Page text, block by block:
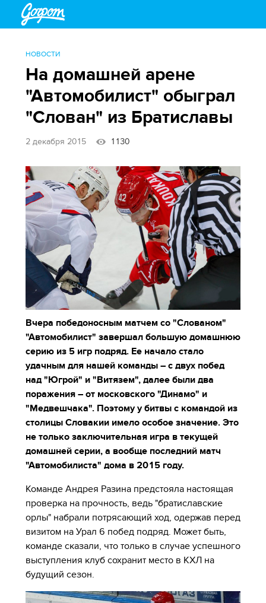
НОВОСТИ
На домашней арене
"Автомобилист" обыграл
"Слован" из Братиславы
2 декабря 2015 1130
Вчера победоносным матчем со "Слованом"
"Автомобилист" завершал большую домашнюю
серию из 5 игр подряд. Ее начало стало
удачным для нашей команды – с двух побед
над "Югрой" и "Витязем", далее были два
поражения – от московского "Динамо" и
"Медвешчака". Поэтому у битвы с командой из
столицы Словакии имело особое значение. Это
не только заключительная игра в текущей
домашней серии, а вообще последний матч
"Автомобилиста" дома в 2015 году.
Команде Андрея Разина предстояла настоящая
проверка на прочность, ведь "братиславские
орлы" набрали потрясающий ход, одержав перед
визитом на Урал 6 побед подряд. Может быть,
команде сказали, что только в случае успешного
выступления клуб сохранит место в КХЛ на
будущий сезон.